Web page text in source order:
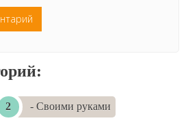
- Своими руками